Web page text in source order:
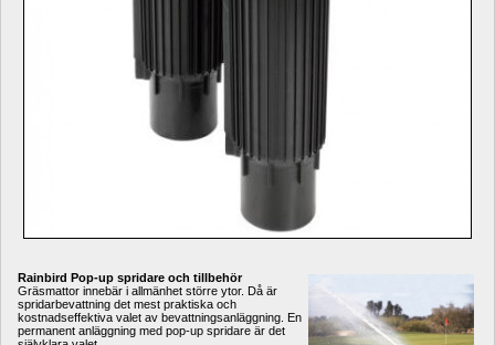
Rainbird Pop-up spridare och tillbehör
Gräsmattor innebär i allmänhet större ytor. Då är
spridarbevattning det mest praktiska och
kostnadseffektiva valet av bevattningsanläggning. En
permanent anläggning med pop-up spridare är det